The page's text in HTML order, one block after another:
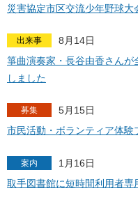
災害協定市区交流少年野球大
出来事
8月14日
箏曲演奏家・長谷由香さん
しました
募集
5月15日
市民活動・ボランティア体験
案内
1月16日
取手図書館に短時間利用者